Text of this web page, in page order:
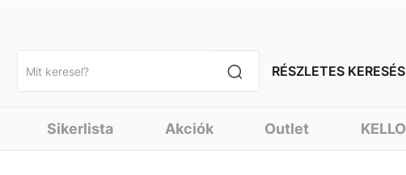
RÉSZLETES KERESÉS
Sikerlista Akciók Outlet